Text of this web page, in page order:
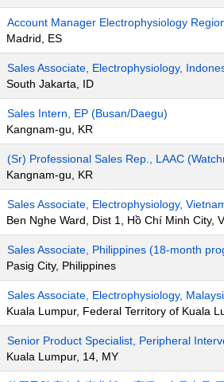
Account Manager Electrophysiology
Madrid, ES
Sales Associate, Electrophysiology,
South Jakarta, ID
Sales Intern, EP (Busan/Daegu)
Kangnam-gu, KR
(Sr) Professional Sales Rep., LAAC
Kangnam-gu, KR
Sales Associate, Electrophysiology,
Ben Nghe Ward, Dist 1, Hồ Chí Minh City,
Sales Associate, Philippines (18-month
Pasig City, Philippines
Sales Associate, Electrophysiology,
Kuala Lumpur, Federal Territory of Kuala
Senior Product Specialist, Peripheral
Kuala Lumpur, 14, MY